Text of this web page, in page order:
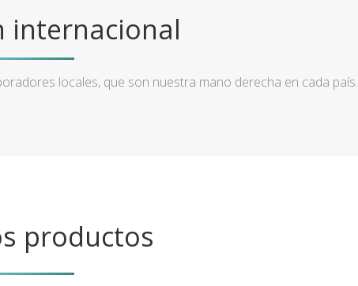
internacional
locales, que son nuestra mano derecha en cada país.
productos